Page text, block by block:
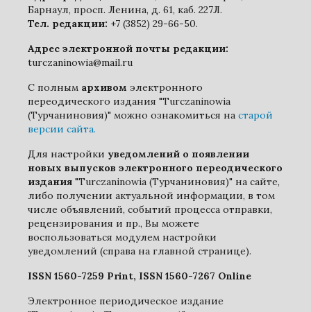
Барнаул, просп. Ленина, д. 61, каб. 227Л.
Тел. редакции: +7 (3852) 29-66-50.
Адрес электронной почты редакции:
turczaninowia@mail.ru
С полным архивом электронного
переодического издания "Turczaninowia
(Турчаниновия)" можно ознакомиться на старой
версии сайта.
Для настройки уведомлений о появлении
новых выпусков электронного переодического
издания "Turczaninowia (Турчаниновия)" на сайте,
либо получении актуальной информации, в том
числе объявлений, событий процесса отправки,
рецензирования и пр., Вы можете
воспользоваться модулем настройки
уведомлений (справа на главной странице).
ISSN 1560-7259 Print, ISSN 1560-7267 Online
Электронное периодическое издание